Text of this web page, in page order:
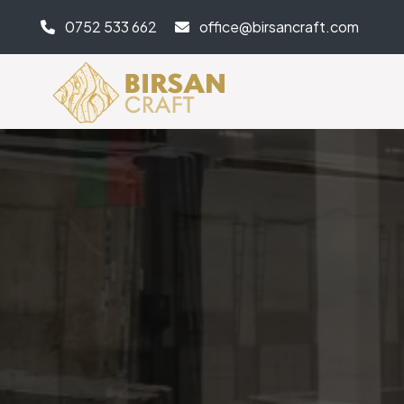
0752 533 662 office@birsancraft.com